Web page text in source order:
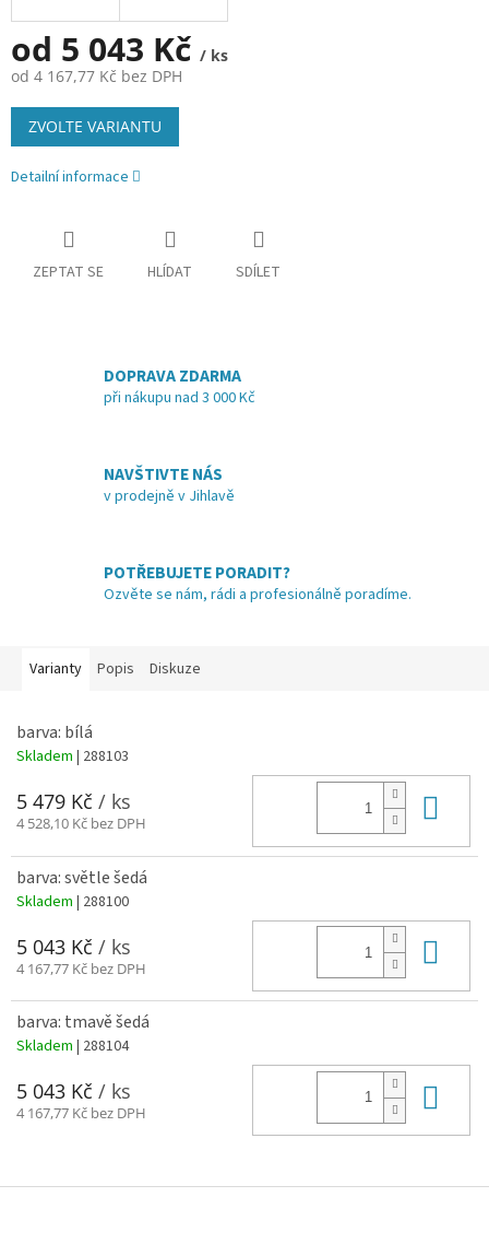
od 5 043 Kč / ks
od 4 167,77 Kč bez DPH
Měrná
cena:
ZVOLTE VARIANTU
Detailní informace
ZEPTAT SE HLÍDAT SDÍLET
DOPRAVA ZDARMA
při nákupu nad 3 000 Kč
NAVŠTIVTE NÁS
v prodejně v Jihlavě
POTŘEBUJETE PORADIT?
Ozvěte se nám, rádi a profesionálně poradíme.
Varianty Popis Diskuze
barva: bílá
Skladem | 288103
5 479 Kč / ks
4 528,10 Kč bez DPH
barva: světle šedá
Skladem | 288100
5 043 Kč / ks
4 167,77 Kč bez DPH
barva: tmavě šedá
Skladem | 288104
5 043 Kč / ks
4 167,77 Kč bez DPH
Z